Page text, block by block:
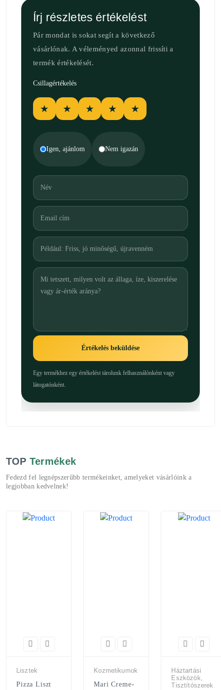
Írj részletes értékelést
Pár mondat is sokat segít a következő
vásárlónak. A véleményed azonnal frissíti a
termék értékelését.
Csillagértékelés
★ ★ ★ ★ ★
Igen, ajánlom Nem igazán
Értékelés beküldése
Egy termékhez egy értékelést tárolunk felhasználónként vagy
látogatónként.
TOP Termékek
Fedezd fel legnépszerűbb termékeinket, amelyeket vásárlóink a
legjobban kedvelnek!
Lisztek
Pizza Liszt
Kozmetikumok
Mari Creme-
Háztartási
Eszközök,
Tisztítószerek